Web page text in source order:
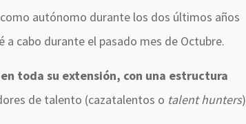
autónomo durante los dos últimos años
cabo durante el pasado mes de Octubre.
en toda su extensión, con una estructura
de talento (cazatalentos o talent hunters)